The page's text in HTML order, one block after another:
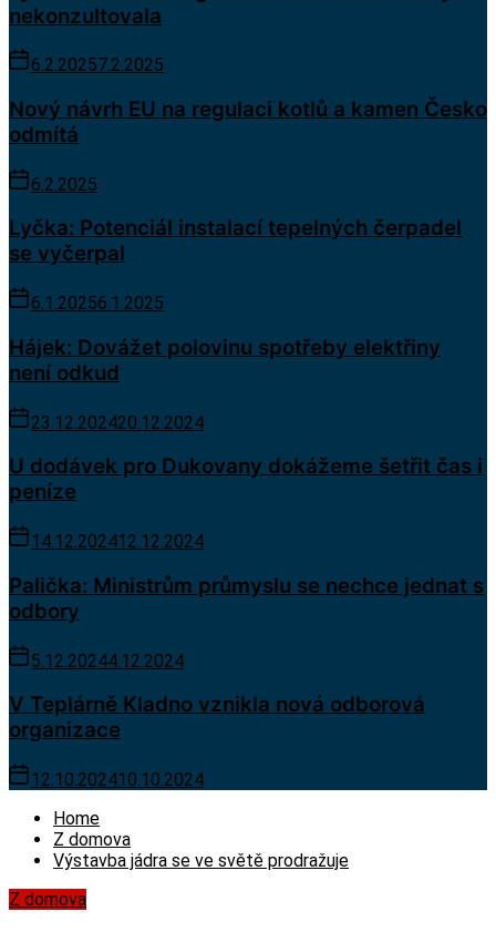
nekonzultovala
6.2.20257.2.2025
Nový návrh EU na regulaci kotlů a kamen Česko
odmítá
6.2.2025
Lyčka: Potenciál instalací tepelných čerpadel
se vyčerpal
6.1.20256.1.2025
Hájek: Dovážet polovinu spotřeby elektřiny
není odkud
23.12.202420.12.2024
U dodávek pro Dukovany dokážeme šetřit čas i
peníze
14.12.202412.12.2024
Palička: Ministrům průmyslu se nechce jednat s
odbory
5.12.20244.12.2024
V Teplárně Kladno vznikla nová odborová
organizace
12.10.202410.10.2024
Home
Z domova
Výstavba jádra se ve světě prodražuje
Z domova